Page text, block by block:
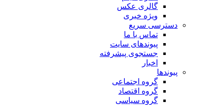
گالری عکس
ویژه خبری
دسترسی سریع
تماس با ما
پیوندهای سایت
جستجوی پیشرفته
اخبار
پیوندها
گروه اجتماعی
گروه اقتصاد
گروه سیاسی